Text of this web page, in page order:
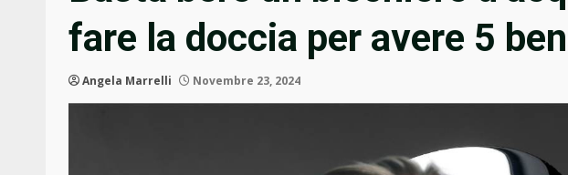
fare la doccia per avere 5
Angela Marrelli Novembre 23, 2024